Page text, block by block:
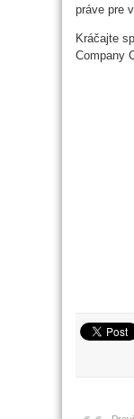
práve pre
Kráčajte
Company